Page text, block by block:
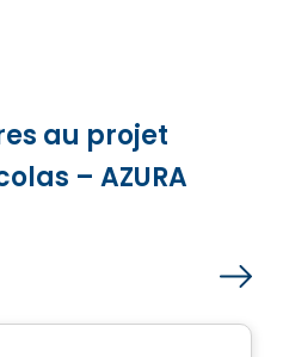
au projet
– AZURA